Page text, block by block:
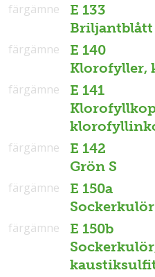
E 133
Briljantblått
färgämne
E 140
Klorofyller,
färgämne
E 141
färgämne
E 142
Grön S
färgämne
E 150a
Sockerkulör
färgämne
E 150b
färgämne